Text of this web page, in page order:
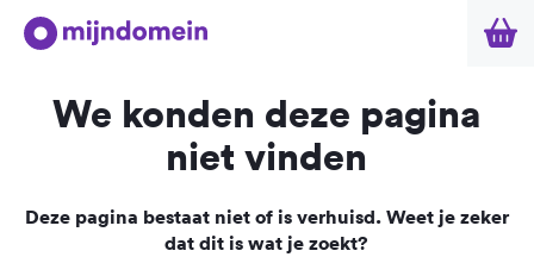
We konden deze pagina
niet vinden
Deze pagina bestaat niet of is verhuisd. Weet je zeker
dat dit is wat je zoekt?